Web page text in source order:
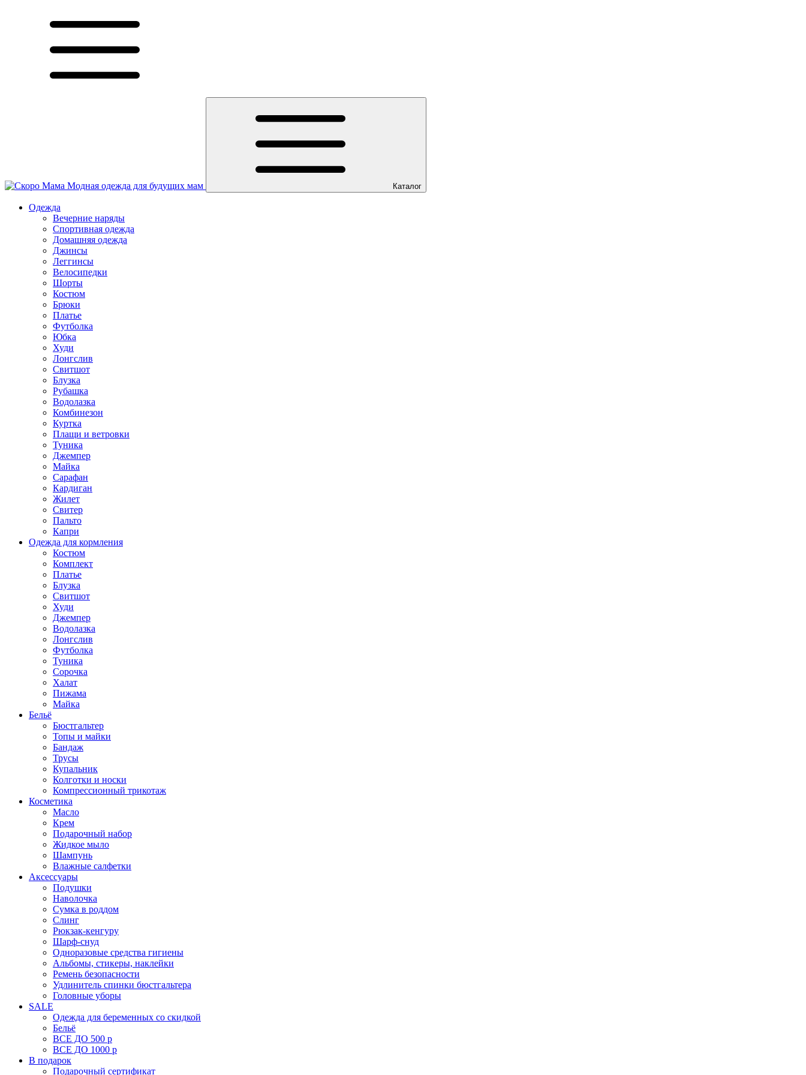
Модная одежда для будущих мам Каталог
Одежда
Вечерние наряды
Спортивная одежда
Домашняя одежда
Джинсы
Леггинсы
Велосипедки
Шорты
Костюм
Брюки
Платье
Футболка
Юбка
Худи
Лонгслив
Свитшот
Блузка
Рубашка
Водолазка
Комбинезон
Куртка
Плащи и ветровки
Туника
Джемпер
Майка
Сарафан
Кардиган
Жилет
Свитер
Пальто
Капри
Одежда для кормления
Костюм
Комплект
Платье
Блузка
Свитшот
Худи
Джемпер
Водолазка
Лонгслив
Футболка
Туника
Сорочка
Халат
Пижама
Майка
Бельё
Бюстгальтер
Топы и майки
Бандаж
Трусы
Купальник
Колготки и носки
Компрессионный трикотаж
Косметика
Масло
Крем
Подарочный набор
Жидкое мыло
Шампунь
Влажные салфетки
Аксессуары
Подушки
Наволочка
Сумка в роддом
Cлинг
Рюкзак-кенгуру
Шарф-снуд
Одноразовые средства гигиены
Альбомы, стикеры, наклейки
Ремень безопасности
Удлинитель спинки бюстгальтера
Головные уборы
SALE
Одежда для беременных со скидкой
Бельё
ВСЕ ДО 500 р
ВСЕ ДО 1000 р
В подарок
Подарочный сертификат